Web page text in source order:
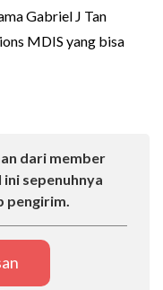
Gabriel J Tan
MDIS yang bisa
dari member
sepenuhnya
pengirim.